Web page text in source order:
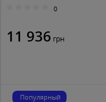
0
11 936 грн
Популярный